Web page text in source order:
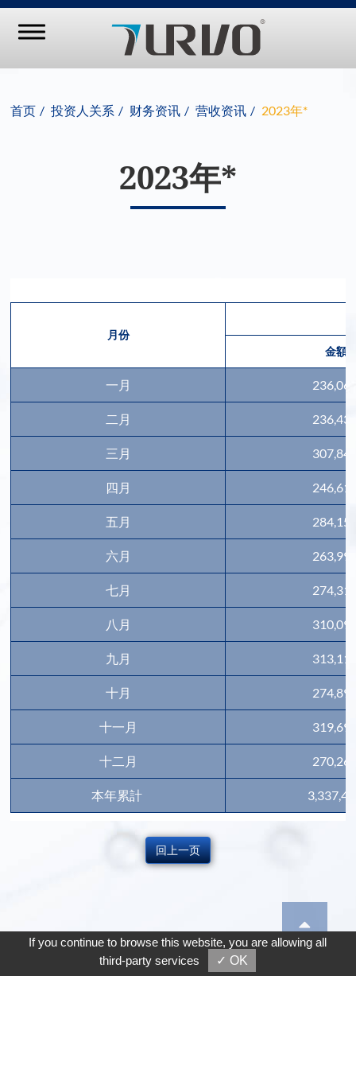
首页 投资人关系 财务资讯 营收资讯 2023年*
2023年*
月份
金
一月
二月
三月
四月
五月
六月
七月
八月
九月
十月
十一月
十二月
本年累計
回上一页
If you continue to browse this website, you are allowing all
third-party services
✓ OK